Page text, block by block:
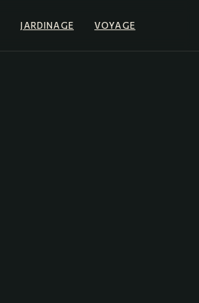
JARDINAGE VOYAGE